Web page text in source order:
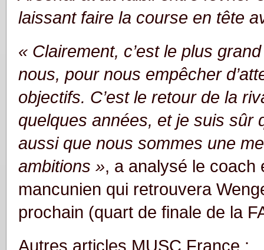
laissant faire la course en tête
« Clairement, c’est le plus
nous, pour nous empêcher
objectifs. C’est le retour de la
quelques années, et je suis sûr
aussi que nous sommes une
ambitions », a analysé le coach
mancunien qui retrouvera
prochain (quart de finale de la
Autres articles MUSC France :